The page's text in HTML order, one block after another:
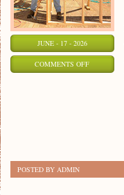
JUNE - 17 - 2026
COMMENTS OFFON
POSTED BY ADMIN